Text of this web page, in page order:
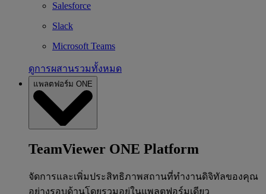
Salesforce
Slack
Microsoft Teams
ดูการผสานรวมทั้งหมด
แพลตฟอร์ม ONE
TeamViewer ONE Platform
จัดการและเพิ่มประสิทธิภาพสถานที่ทำงานดิจิทัลของคุณ
อย่างรอบด้านโดยรวมอยู่ในแพลตฟอร์มเดียว